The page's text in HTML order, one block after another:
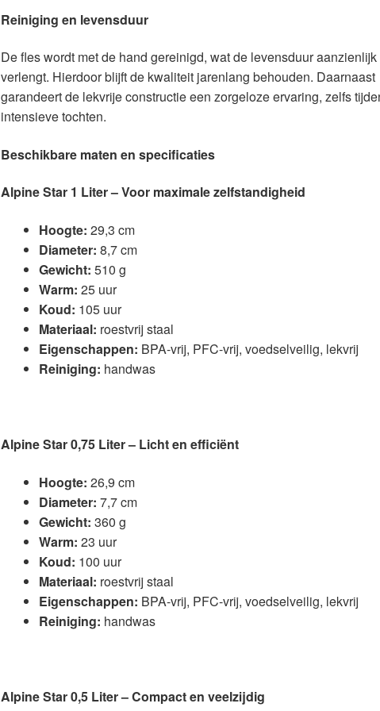
Reiniging en levensduur
De fles wordt met de hand gereinigd, wat de levensduur aanzienlijk
verlengt. Hierdoor blijft de kwaliteit jarenlang behouden. Daarnaast
garandeert de lekvrije constructie een zorgeloze ervaring, zelfs
intensieve tochten.
Beschikbare maten en specificaties
Alpine Star 1 Liter – Voor maximale zelfstandigheid
Hoogte: 29,3 cm
Diameter: 8,7 cm
Gewicht: 510 g
Warm: 25 uur
Koud: 105 uur
Materiaal: roestvrij staal
Eigenschappen: BPA-vrij, PFC-vrij, voedselveilig, lekvrij
Reiniging: handwas
Alpine Star 0,75 Liter – Licht en efficiënt
Hoogte: 26,9 cm
Diameter: 7,7 cm
Gewicht: 360 g
Warm: 23 uur
Koud: 100 uur
Materiaal: roestvrij staal
Eigenschappen: BPA-vrij, PFC-vrij, voedselveilig, lekvrij
Reiniging: handwas
Alpine Star 0,5 Liter – Compact en veelzijdig